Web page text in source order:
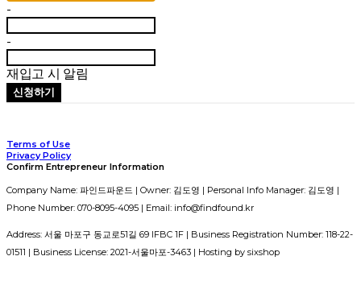
-
-
재입고 시 알림
신청하기
Terms of Use
Privacy Policy
Confirm Entrepreneur Information
Company Name: 파인드파운드 | Owner: 김도영 | Personal Info Manager: 김도영 |
Phone Number: 070-8095-4095 | Email: info@findfound.kr
Address: 서울 마포구 동교로51길 69 IFBC 1F | Business Registration Number: 118-22-
01511 | Business License: 2021-서울마포-3463 | Hosting by sixshop